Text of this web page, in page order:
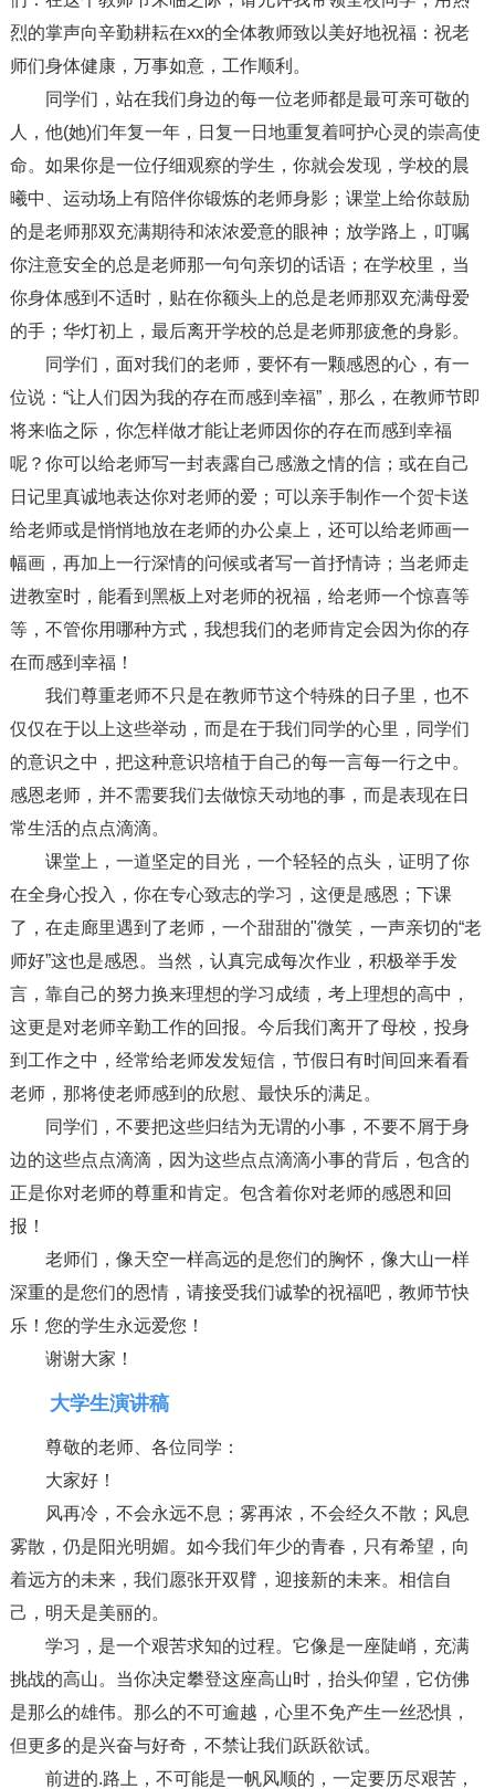
烈的掌声向辛勤耕耘在xx的全体教师致以美好地祝福：祝老
师们身体健康，万事如意，工作顺利。
同学们，站在我们身边的每一位老师都是最可亲可敬的
人，他(她)们年复一年，日复一日地重复着呵护心灵的崇高使
命。如果你是一位仔细观察的学生，你就会发现，学校的晨
曦中、运动场上有陪伴你锻炼的老师身影；课堂上给你鼓励
的是老师那双充满期待和浓浓爱意的眼神；放学路上，叮嘱
你注意安全的总是老师那一句句亲切的话语；在学校里，当
你身体感到不适时，贴在你额头上的总是老师那双充满母爱
的手；华灯初上，最后离开学校的总是老师那疲惫的身影。
同学们，面对我们的老师，要怀有一颗感恩的心，有一
位说：“让人们因为我的存在而感到幸福”，那么，在教师节即
将来临之际，你怎样做才能让老师因你的存在而感到幸福
呢？你可以给老师写一封表露自己感激之情的信；或在自己
日记里真诚地表达你对老师的爱；可以亲手制作一个贺卡送
给老师或是悄悄地放在老师的办公桌上，还可以给老师画一
幅画，再加上一行深情的问候或者写一首抒情诗；当老师走
进教室时，能看到黑板上对老师的祝福，给老师一个惊喜等
等，不管你用哪种方式，我想我们的老师肯定会因为你的存
在而感到幸福！
我们尊重老师不只是在教师节这个特殊的日子里，也不
仅仅在于以上这些举动，而是在于我们同学的心里，同学们
的意识之中，把这种意识培植于自己的每一言每一行之中。
感恩老师，并不需要我们去做惊天动地的事，而是表现在日
常生活的点点滴滴。
课堂上，一道坚定的目光，一个轻轻的点头，证明了你
在全身心投入，你在专心致志的学习，这便是感恩；下课
了，在走廊里遇到了老师，一个甜甜的"微笑，一声亲切的“老
师好”这也是感恩。当然，认真完成每次作业，积极举手发
言，靠自己的努力换来理想的学习成绩，考上理想的高中，
这更是对老师辛勤工作的回报。今后我们离开了母校，投身
到工作之中，经常给老师发发短信，节假日有时间回来看看
老师，那将使老师感到的欣慰、最快乐的满足。
同学们，不要把这些归结为无谓的小事，不要不屑于身
边的这些点点滴滴，因为这些点点滴滴小事的背后，包含的
正是你对老师的尊重和肯定。包含着你对老师的感恩和回
报！
老师们，像天空一样高远的是您们的胸怀，像大山一样
深重的是您们的恩情，请接受我们诚挚的祝福吧，教师节快
乐！您的学生永远爱您！
谢谢大家！
大学生演讲稿
尊敬的老师、各位同学：
大家好！
风再冷，不会永远不息；雾再浓，不会经久不散；风息
雾散，仍是阳光明媚。如今我们年少的青春，只有希望，向
着远方的未来，我们愿张开双臂，迎接新的未来。相信自
己，明天是美丽的。
学习，是一个艰苦求知的过程。它像是一座陡峭，充满
挑战的高山。当你决定攀登这座高山时，抬头仰望，它仿佛
是那么的雄伟。那么的不可逾越，心里不免产生一丝恐惧，
但更多的是兴奋与好奇，不禁让我们跃跃欲试。
前进的.路上，不可能是一帆风顺的，一定要历尽艰苦，